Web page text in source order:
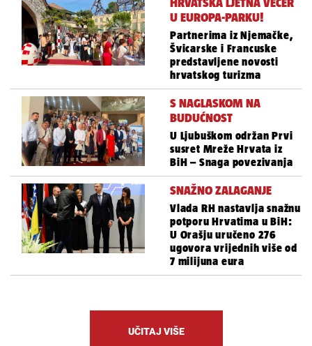
HRVATSKA LJETNA VEČER
U EUROPA-PARKU!
Partnerima iz Njemačke,
Švicarske i Francuske
predstavljene novosti
hrvatskog turizma
S NAGLASKOM NA
BUDUĆNOST
U Ljubuškom održan Prvi
susret Mreže Hrvata iz
BiH – Snaga povezivanja
SNAŽNO ZALAGANJE
Vlada RH nastavlja snažnu
potporu Hrvatima u BiH:
U Orašju uručeno 276
ugovora vrijednih više od
7 milijuna eura
UČITAJ VIŠE